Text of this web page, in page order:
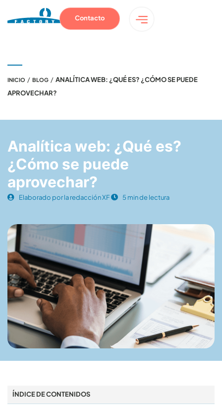
Contacto
INICIO / BLOG / ANALÍTICA WEB: ¿QUÉ ES? ¿CÓMO SE PUEDE
APROVECHAR?
Analítica web: ¿Qué es?
¿Cómo se puede
aprovechar?
Elaborado por la redacción XF 5 min de lectura
ÍNDICE DE CONTENIDOS